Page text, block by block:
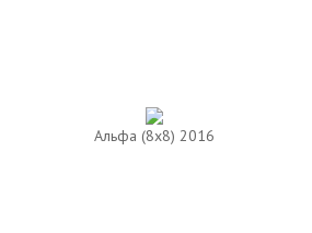
Альфа (8х8) 2016